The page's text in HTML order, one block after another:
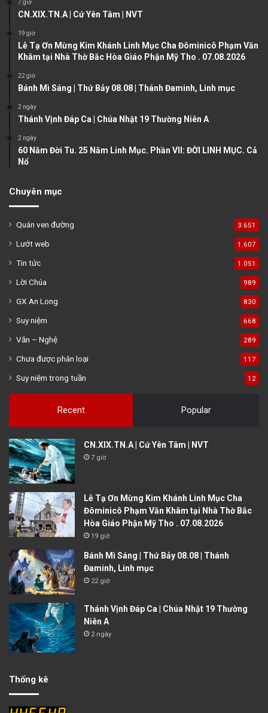
u
p
7 giờ
CN.XIX.TN.A | Cứ Yên Tâm | NVT
19 giờ
Lễ Tạ Ơn Mừng Kim Khánh Linh Mục Cha Đôminicô Phạm Văn
Khâm tại Nhà Thờ Bắc Hòa Giáo Phận Mỹ Tho . 07.08.2026
22 giờ
Bánh Mì Sáng | Thứ Bảy 08.08 | Thánh Đaminh, Linh mục
2 ngày
Thánh Vịnh Đáp Ca | Chúa Nhật 19 Thường Niên A
2 ngày
60 Năm Đời Tu. 25 Năm Linh Mục. Phần VII: ĐỜI LINH MỤC. Cả
Nổ
Chuyên mục
Quán ven đường 3.651
Lướt web 1.607
Tin tức 1.051
Lời Chúa 989
GX An Long 830
Suy niệm 668
Văn – Nghệ 289
Chưa được phân loại 117
Suy niệm trong tuần 12
Recent Popular
CN.XIX.TN.A | Cứ Yên Tâm | NVT
7 giờ
Lễ Tạ Ơn Mừng Kim Khánh Linh Mục Cha
Đôminicô Phạm Văn Khâm tại Nhà Thờ Bắc
Hòa Giáo Phận Mỹ Tho . 07.08.2026
19 giờ
Bánh Mì Sáng | Thứ Bảy 08.08 | Thánh
Đaminh, Linh mục
22 giờ
Thánh Vịnh Đáp Ca | Chúa Nhật 19 Thường
Niên A
2 ngày
Thống kê